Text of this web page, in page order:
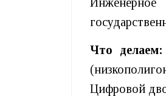
Что делаем:
Цифровой